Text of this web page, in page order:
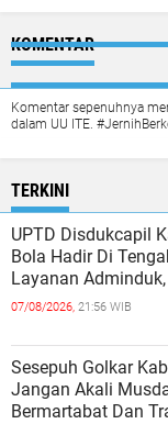
KOMENTAR
Komentar sepenuhnya
dalam UU ITE.
TERKINI
UPTD Disdukcapil
Bola Hadir Di
Layanan
07/08/2026, 21:56 WIB
Sesepuh Golkar
Jangan Akali
Bermartabat Dan